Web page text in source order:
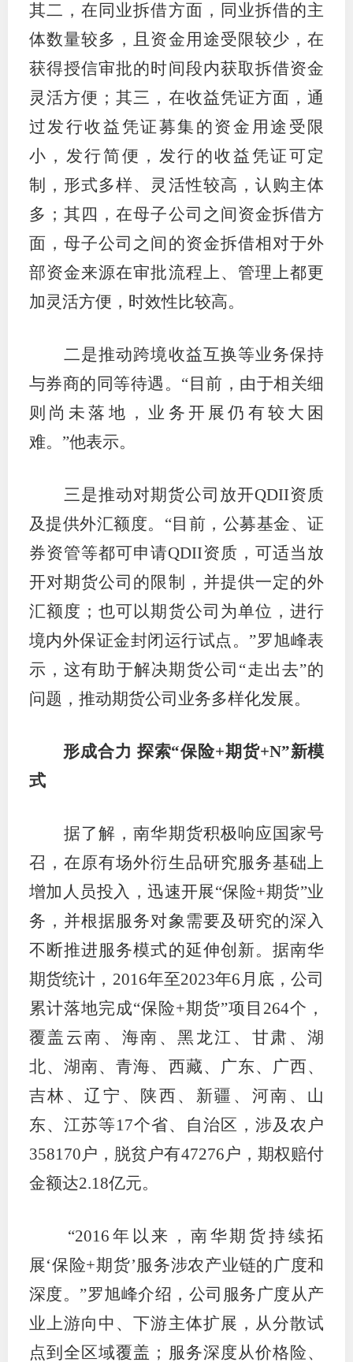
协会公
联系我
招聘信
协会采
廉政举
其二，在同业拆借方面，同业拆借的主
体数量较多，且资金用途受限较少，在
获得授信审批的时间段内获取拆借资金
灵活方便；其三，在收益凭证方面，通
过发行收益凭证募集的资金用途受限
小，发行简便，发行的收益凭证可定
制，形式多样、灵活性较高，认购主体
多；其四，在母子公司之间资金拆借方
面，母子公司之间的资金拆借相对于外
部资金来源在审批流程上、管理上都更
加灵活方便，时效性比较高。
二是推动跨境收益互换等业务保持
与券商的同等待遇。“目前，由于相关细
则尚未落地，业务开展仍有较大困
难。”他表示。
三是推动对期货公司放开QDII资质
及提供外汇额度。“目前，公募基金、证
券资管等都可申请QDII资质，可适当放
开对期货公司的限制，并提供一定的外
汇额度；也可以期货公司为单位，进行
境内外保证金封闭运行试点。”罗旭峰表
示，这有助于解决期货公司“走出去”的
问题，推动期货公司业务多样化发展。
形成合力 探索“保险+期货+N”新模
式
据了解，南华期货积极响应国家号
召，在原有场外衍生品研究服务基础上
增加人员投入，迅速开展“保险+期货”业
务，并根据服务对象需要及研究的深入
不断推进服务模式的延伸创新。据南华
期货统计，2016年至2023年6月底，公司
累计落地完成“保险+期货”项目264个，
覆盖云南、海南、黑龙江、甘肃、湖
北、湖南、青海、西藏、广东、广西、
吉林、辽宁、陕西、新疆、河南、山
东、江苏等17个省、自治区，涉及农户
358170户，脱贫户有47276户，期权赔付
金额达2.18亿元。
“2016年以来，南华期货持续拓
展‘保险+期货’服务涉农产业链的广度和
深度。”罗旭峰介绍，公司服务广度从产
业上游向中、下游主体扩展，从分散试
点到全区域覆盖；服务深度从价格险、